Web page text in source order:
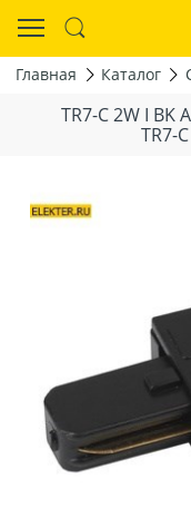
Главная Каталог
TR7-C 2W I BK
TR7-